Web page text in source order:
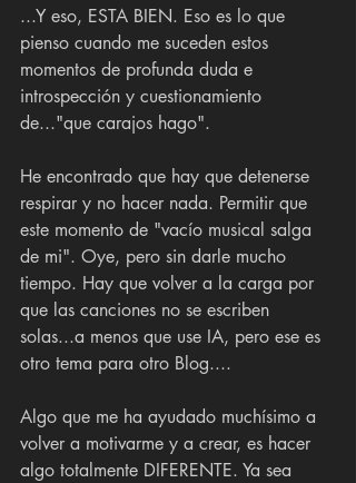
...Y eso, ESTA BIEN. Eso es lo que
pienso cuando me suceden estos
momentos de profunda duda e
introspección y cuestionamiento
de..."que carajos hago".
He encontrado que hay que detenerse
respirar y no hacer nada. Permitir que
este momento de "vacío musical salga
de mi". Oye, pero sin darle mucho
tiempo. Hay que volver a la carga por
que las canciones no se escriben
solas...a menos que use IA, pero ese es
otro tema para otro Blog....
Algo que me ha ayudado muchísimo a
volver a motivarme y a crear, es hacer
algo totalmente DIFERENTE. Ya sea